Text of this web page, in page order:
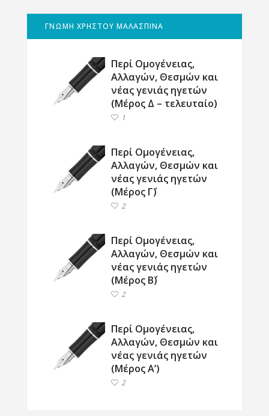
ΓΝΩΜΗ ΧΡΗΣΤΟΥ ΜΑΛΑΣΠΙΝΑ
Περί Ομογένειας,
Αλλαγών, Θεσμών και
νέας γενιάς ηγετών
(Μέρος Δ – τελευταίο)
1
Περί Ομογένειας,
Αλλαγών, Θεσμών και
νέας γενιάς ηγετών
(Μέρος Γ΄)
2
Περί Ομογένειας,
Αλλαγών, Θεσμών και
νέας γενιάς ηγετών
(Μέρος Β΄)
2
Περί Ομογένειας,
Αλλαγών, Θεσμών και
νέας γενιάς ηγετών
(Μέρος Α’)
2